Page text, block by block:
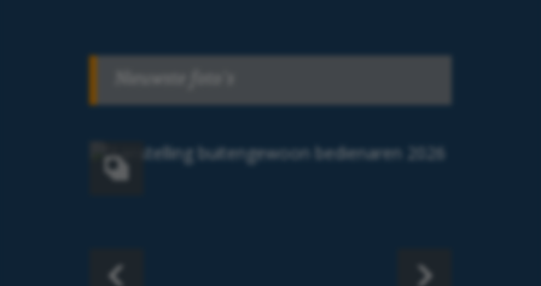
Nieuwste foto's